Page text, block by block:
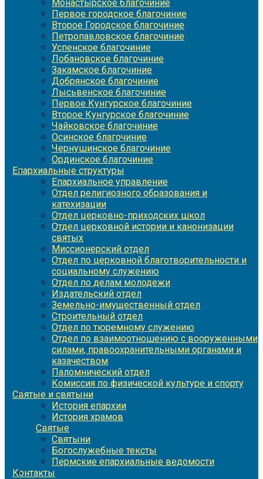
Монастырское благочиние
Первое городское благочиние
Второе Городское благочиние
Петропавловское благочиние
Успенское благочиние
Лобановское благочиние
Закамское благочиние
Добрянское благочиние
Лысьвенское благочиние
Первое Кунгурское благочиние
Второе Кунгурское благочиние
Чайковское благочиние
Осинское благочиние
Чернушинское благочиние
Ординское благочиние
Епархиальные структуры
Епархиальное управление
Отдел религиозного образования и
катехизации
Отдел церковно-приходских школ
Отдел церковной истории и канонизации
святых
Миссионерский отдел
Отдел по церковной благотворительности и
социальному служению
Отдел по делам молодежи
Издательский отдел
Земельно-имущественный отдел
Строительный отдел
Отдел по тюремному служению
Отдел по взаимоотношению с вооруженными
силами, правоохранительными органами и
казачеством
Паломнический отдел
Комиссия по физической культуре и спорту
Святые и святыни
История епархии
История храмов
Святые
Святыни
Богослужебные тексты
Пермские епархиальные ведомости
Контакты